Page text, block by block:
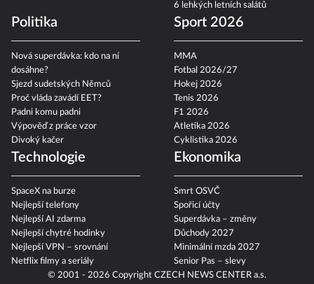
© 2001 - 2026 Copyright CZECH NEWS CENTER a.s.
6 lehkých letních salátů
Politika
Nová superdávka: kdo na ní
dosáhne?
Sjezd sudetských Němců
Proč vláda zavádí EET?
Padni komu padni
Výpověď z práce vzor
Divoký kačer
Sport 2026
MMA
Fotbal 2026/27
Hokej 2026
Tenis 2026
F1 2026
Atletika 2026
Cyklistika 2026
Technologie
SpaceX na burze
Nejlepší telefony
Nejlepší AI zdarma
Nejlepší chytré hodinky
Nejlepší VPN – srovnání
Netflix filmy a seriály
Ekonomika
Smrt OSVČ
Spořicí účty
Superdávka – změny
Důchody 2027
Minimální mzda 2027
Senior Pas – slevy